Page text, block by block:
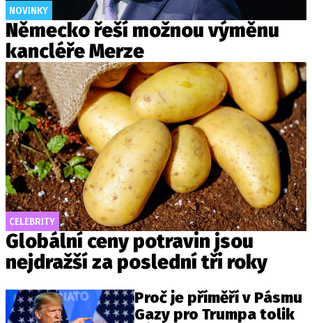
NOVINKY
Německo řeší možnou výměnu
kancléře Merze
CELEBRITY
Globální ceny potravin jsou
nejdražší za poslední tři roky
Proč je příměří v Pásmu
Gazy pro Trumpa tolik